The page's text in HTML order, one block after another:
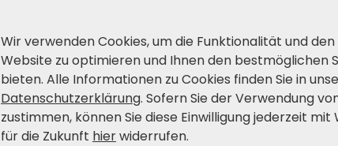
sowohl funktional als auch
Produkt- und
Wir verwenden Cookies, um die Funktionalität und
Website zu optimieren und Ihnen den bestmöglichen
bieten. Alle Informationen zu Cookies finden Sie in
Datenschutzerklärung. Sofern Sie der Verwendung
zustimmen, können Sie diese Einwilligung jederzeit mit
für die Zukunft hierwiderrufen.